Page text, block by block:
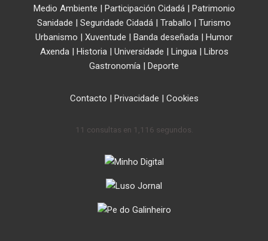
Medio Ambiente | Participación Cidadá| Patrimonio
Sanidade | Seguridade Cidadá | Traballo | Turismo
Urbanismo | Xuventude | Banda deseñada | Humor
Axenda| Historia| Universidade | Lingua| Libros
Gastronomía | Deporte
Contacto | Privacidade | Cookies
11 consultas en 1,116 segundos.